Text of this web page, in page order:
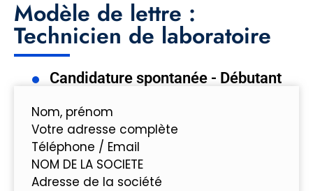
Modèle de lettre :
Technicien de laboratoire
Candidature spontanée - Débutant
Nom, prénom
Votre adresse complète
Téléphone / Email
NOM DE LA SOCIETE
Adresse de la société